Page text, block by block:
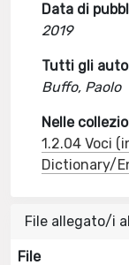
Data di
2019
Tutti gli
Buffo, Paolo
Nelle
1.2.04 Voci
Dictionary/
File allegato/i
File